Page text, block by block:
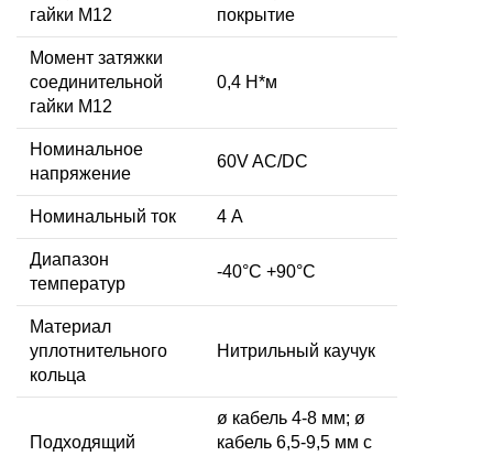
гайки M12
покрытие
Момент затяжки
соединительной
гайки M12
0,4 Н*м
Номинальное
напряжение
60V AC/DC
Номинальный ток 4 А
Диапазон
температур
-40°C +90°C
Материал
уплотнительного
кольца
Нитрильный каучук
Подходящий
ø кабель 4-8 мм; ø
кабель 6,5-9,5 мм с